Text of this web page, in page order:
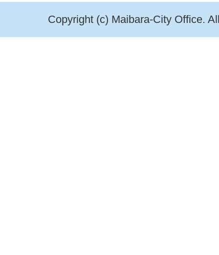
Copyright (c) Maibara-City Office.